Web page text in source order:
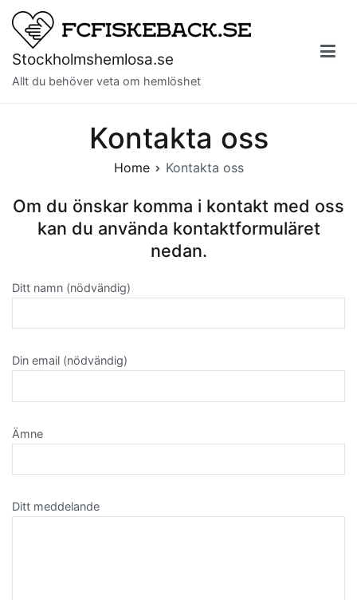
Skip
content
Stockholmshemlosa.se
Allt du behöver veta om hemlöshet
Kontakta oss
Home Kontakta oss
Om du önskar komma i kontakt med oss
kan du använda kontaktformuläret
nedan.
Ditt namn (nödvändig)
Din email (nödvändig)
Ämne
Ditt meddelande